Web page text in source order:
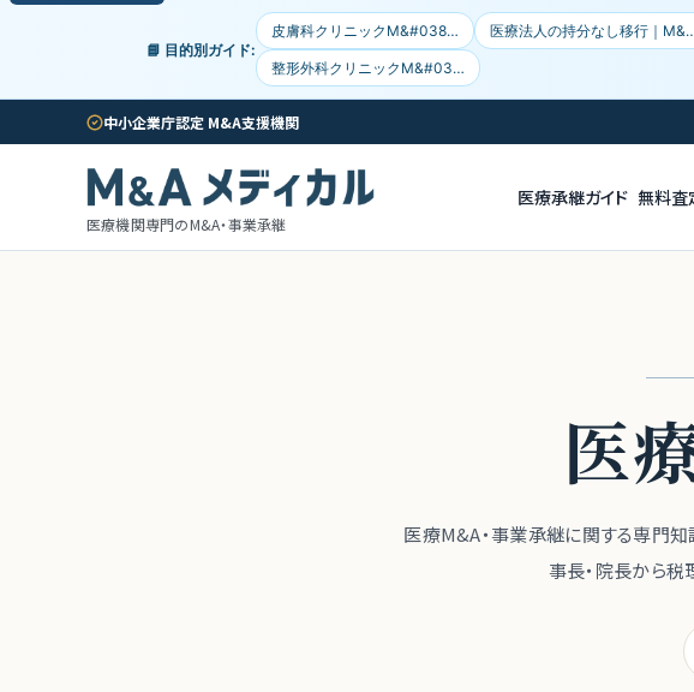
📘 目的別ガイド:
皮膚科クリニックM&#038… 医療法人の持分なし移行｜
整形外科クリニックM&#03…
中小企業庁認定 M&A支援機関
医療機関専門のM&A・事業承継
医療承継ガイド 無料査
医
医療M&A・事業承継に関する専門知
事長・院長から税